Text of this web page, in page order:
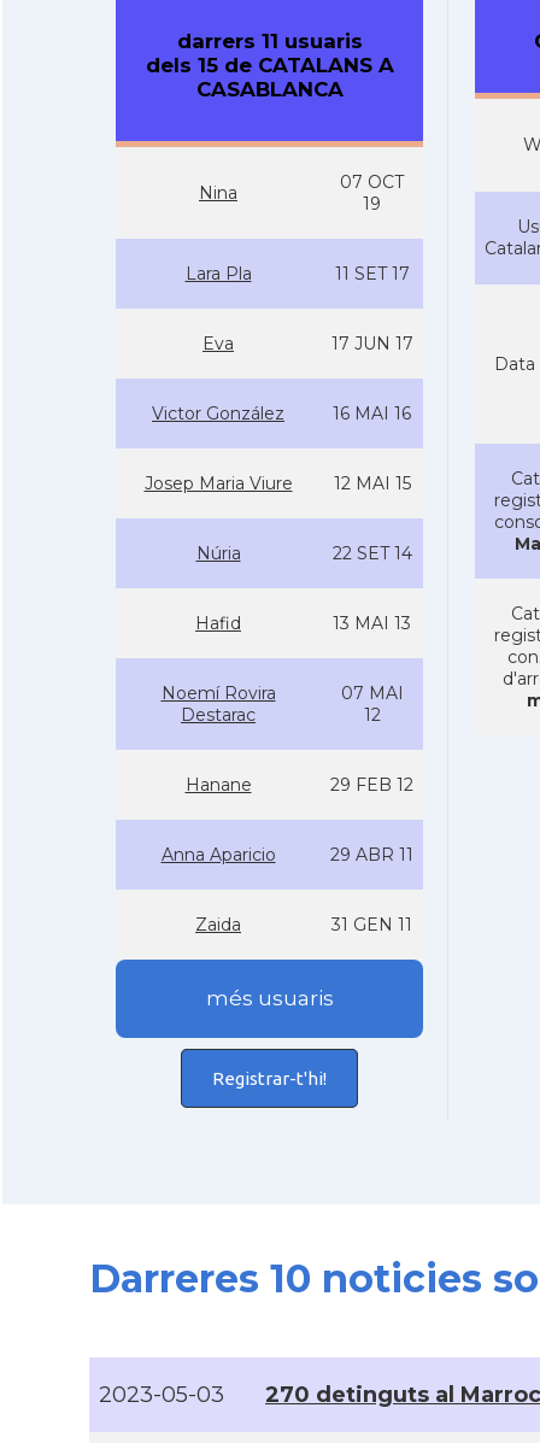
darrers 11 usuaris
dels 15 de CATALANS A
CASABLANCA
Nina
07 OCT
19
Lara Pla 11 SET 17
Eva 17 JUN 17
Victor González 16 MAI 16
Josep Maria Viure 12 MAI 15
Núria 22 SET 14
Hafid 13 MAI 13
Noemí­ Rovira
Destarac
07 MAI
12
Hanane 29 FEB 12
Anna Aparicio 29 ABR 11
Zaida 31 GEN 11
més usuaris
Registrar-t'hi!
Data
Darreres 10 noticies
2023-05-03 270 detinguts al